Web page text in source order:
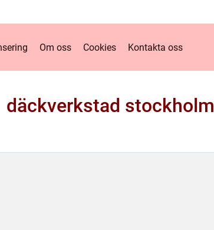
Om oss Cookies Kontakta oss
däckverkstad stockholm